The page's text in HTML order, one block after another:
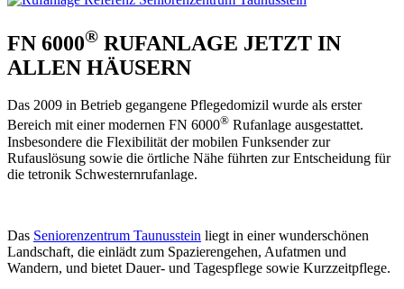
FN 6000® RUFANLAGE JETZT IN
ALLEN HÄUSERN
Das 2009 in Betrieb gegangene Pflegedomizil wurde als erster
Bereich mit einer modernen FN 6000® Rufanlage ausgestattet.
Insbesondere die Flexibilität der mobilen Funksender zur
Rufauslösung sowie die örtliche Nähe führten zur Entscheidung für
die tetronik Schwesternrufanlage.
Das Seniorenzentrum Taunusstein liegt in einer wunderschönen
Landschaft, die einlädt zum Spazierengehen, Aufatmen und
Wandern, und bietet Dauer- und Tagespflege sowie Kurzzeitpflege.